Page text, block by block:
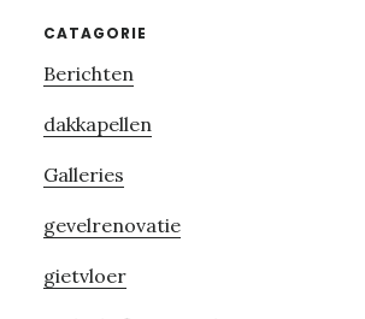
Primary
Sidebar
CATAGORIE
Berichten
dakkapellen
Galleries
gevelrenovatie
gietvloer